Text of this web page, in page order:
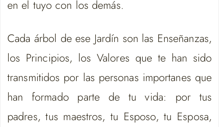
en el tuyo con los demás.
Cada árbol de ese Jardín son las Enseñanzas,
los Principios, los Valores que te han sido
transmitidos por las personas importanes que
han formado parte de tu vida: por tus
padres, tus maestros, tu Esposo, tu Esposa,